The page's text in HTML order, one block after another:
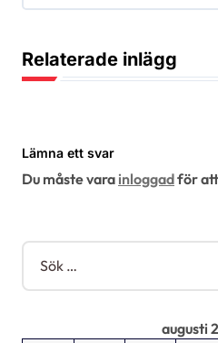
a
v
e
n
g
Relaterade inlägg
Lämna ett svar
Du måste vara inloggadför
S
k
augusti